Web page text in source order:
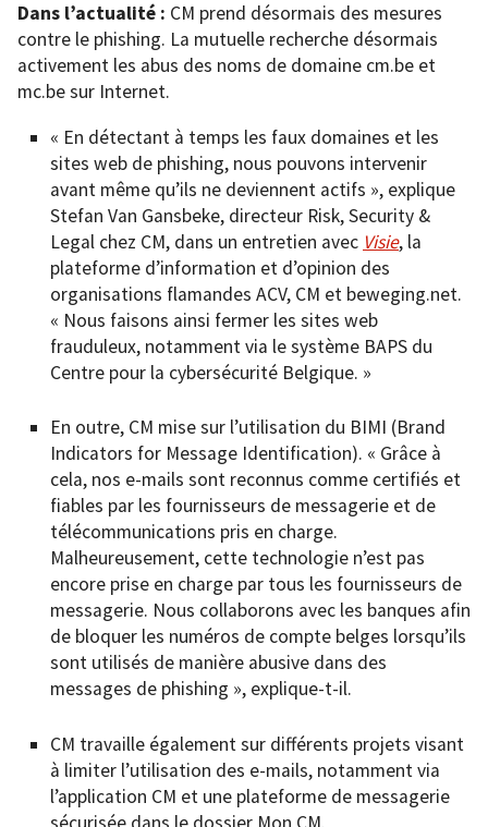
Dans l’actualité : CM prend désormais des mesures
contre le phishing. La mutuelle recherche désormais
activement les abus des noms de domaine cm.be et
mc.be sur Internet.
« En détectant à temps les faux domaines et les
sites web de phishing, nous pouvons intervenir
avant même qu’ils ne deviennent actifs », explique
Stefan Van Gansbeke, directeur Risk, Security &
Legal chez CM, dans un entretien avec Visie, la
plateforme d’information et d’opinion des
organisations flamandes ACV, CM et beweging.net.
« Nous faisons ainsi fermer les sites web
frauduleux, notamment via le système BAPS du
Centre pour la cybersécurité Belgique. »
En outre, CM mise sur l’utilisation du BIMI (Brand
Indicators for Message Identification). « Grâce à
cela, nos e-mails sont reconnus comme certifiés et
fiables par les fournisseurs de messagerie et de
télécommunications pris en charge.
Malheureusement, cette technologie n’est pas
encore prise en charge par tous les fournisseurs de
messagerie. Nous collaborons avec les banques afin
de bloquer les numéros de compte belges lorsqu’ils
sont utilisés de manière abusive dans des
messages de phishing », explique-t-il.
CM travaille également sur différents projets visant
à limiter l’utilisation des e-mails, notamment via
l’application CM et une plateforme de messagerie